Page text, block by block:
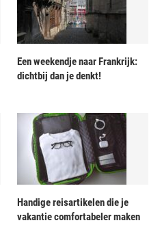
Een weekendje naar Frankrijk:
dichtbij dan je denkt!
Handige reisartikelen die je
vakantie comfortabeler maken